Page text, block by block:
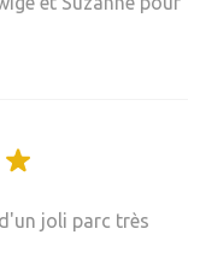
joli parc très